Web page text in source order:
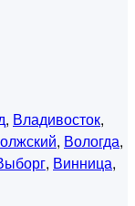
, Владивосток,
, Вологда,
, Винница,